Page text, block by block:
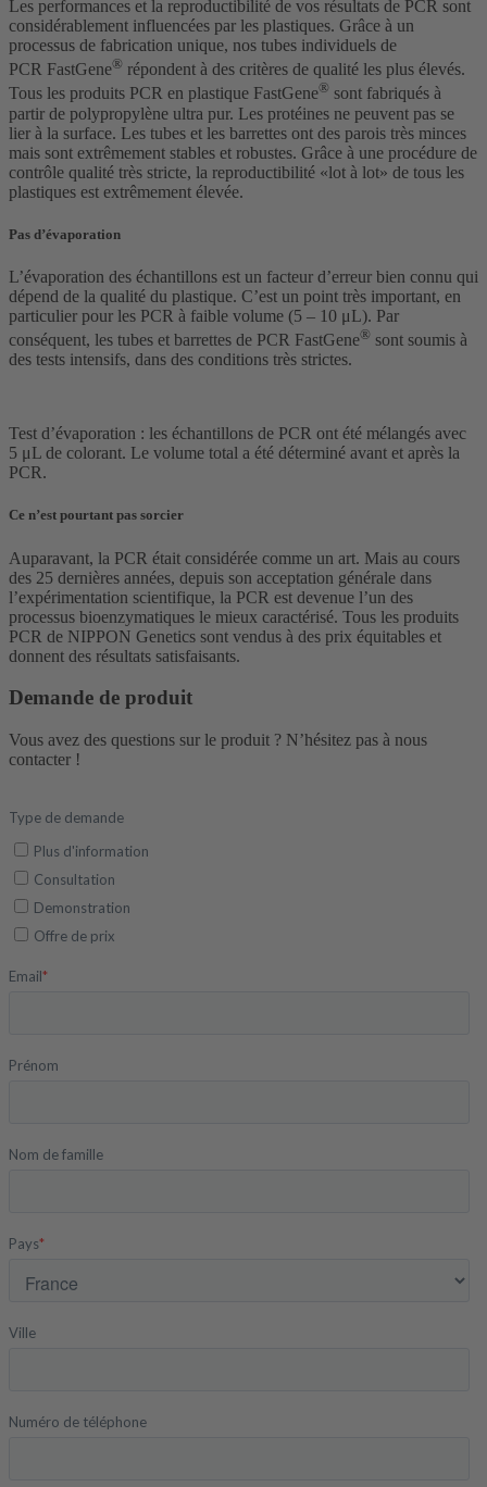
Les performances et la reproductibilité de vos résultats de PCR sont
considérablement influencées par les plastiques. Grâce à un
processus de fabrication unique, nos tubes individuels de
PCR FastGene® répondent à des critères de qualité les plus élevés.
Tous les produits PCR en plastique FastGene® sont fabriqués à
partir de polypropylène ultra pur. Les protéines ne peuvent pas se
lier à la surface. Les tubes et les barrettes ont des parois très minces
mais sont extrêmement stables et robustes. Grâce à une procédure de
contrôle qualité très stricte, la reproductibilité «lot à lot» de tous les
plastiques est extrêmement élevée.
Pas d’évaporation
L’évaporation des échantillons est un facteur d’erreur bien connu qui
dépend de la qualité du plastique. C’est un point très important, en
particulier pour les PCR à faible volume (5 – 10 μL). Par
conséquent, les tubes et barrettes de PCR FastGene® sont soumis à
des tests intensifs, dans des conditions très strictes.
Test d’évaporation : les échantillons de PCR ont été mélangés avec
5 μL de colorant. Le volume total a été déterminé avant et après la
PCR.
Ce n’est pourtant pas sorcier
Auparavant, la PCR était considérée comme un art. Mais au cours
des 25 dernières années, depuis son acceptation générale dans
l’expérimentation scientifique, la PCR est devenue l’un des
processus bioenzymatiques le mieux caractérisé. Tous les produits
PCR de NIPPON Genetics sont vendus à des prix équitables et
donnent des résultats satisfaisants.
Demande de produit
Vous avez des questions sur le produit ? N’hésitez pas à nous
contacter !